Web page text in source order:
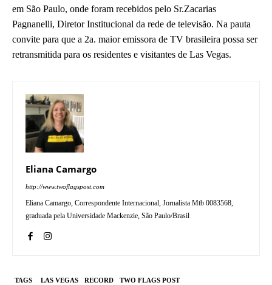
em São Paulo, onde foram recebidos pelo Sr.Zacarias
Pagnanelli, Diretor Institucional da rede de televisão. Na pauta
convite para que a 2a. maior emissora de TV brasileira possa ser
retransmitida para os residentes e visitantes de Las Vegas.
Eliana Camargo
http://www.twoflagspost.com
Eliana Camargo, Correspondente Internacional, Jornalista Mtb 0083568,
graduada pela Universidade Mackenzie, São Paulo/Brasil
TAGS LAS VEGAS RECORD
TWO FLAGS POST